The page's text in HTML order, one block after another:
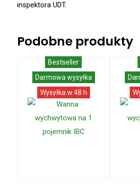
inspektora UDT.
Podobne produkty
Bestseller
Darmowa wysyłka
Wysyłka w 48 h